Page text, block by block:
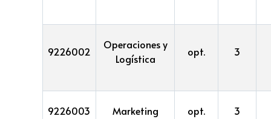
9226002
Operaciones y
Logística
opt. 3
9226003 Marketing opt. 3